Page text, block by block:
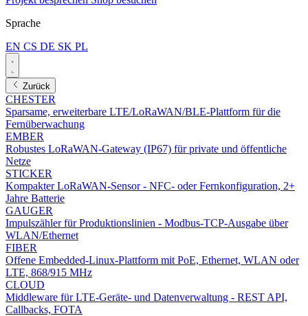
Sprache
EN CS DE SK PL
Zurück
CHESTER
Sparsame, erweiterbare LTE/LoRaWAN/BLE-Plattform für die
Fernüberwachung
EMBER
Robustes LoRaWAN-Gateway (IP67) für private und öffentliche
Netze
STICKER
Kompakter LoRaWAN-Sensor - NFC- oder Fernkonfiguration, 2+
Jahre Batterie
GAUGER
Impulszähler für Produktionslinien - Modbus-TCP-Ausgabe über
WLAN/Ethernet
FIBER
Offene Embedded-Linux-Plattform mit PoE, Ethernet, WLAN oder
LTE, 868/915 MHz
CLOUD
Middleware für LTE-Geräte- und Datenverwaltung - REST API,
Callbacks, FOTA